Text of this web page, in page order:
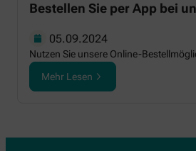
Bestellen Sie per App bei
05.09.2024
Nutzen Sie unsere Online-
Mehr Lesen